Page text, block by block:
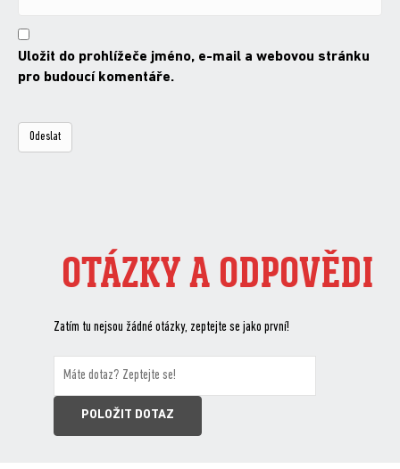
Uložit do prohlížeče jméno, e-mail a webovou stránku
pro budoucí komentáře.
OTÁZKY A ODPOVĚDI
Zatím tu nejsou žádné otázky, zeptejte se jako první!